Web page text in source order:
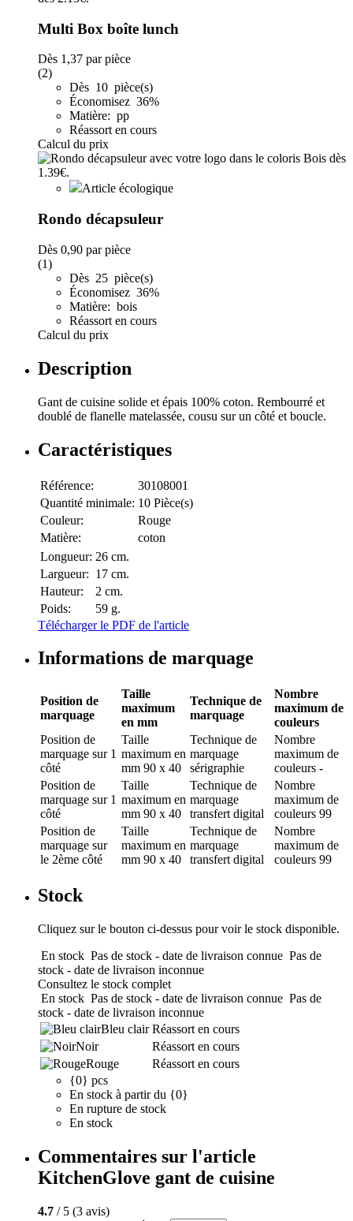
Multi Box boîte lunch
Dès 1,37 par pièce
(2)
Dès 10 pièce(s)
Économisez 36%
Matière: pp
Réassort en cours
Calcul du prix
Article écologique
Rondo décapsuleur
Dès 0,90 par pièce
(1)
Dès 25 pièce(s)
Économisez 36%
Matière: bois
Réassort en cours
Calcul du prix
Description
Gant de cuisine solide et épais 100% coton. Rembourré et
doublé de flanelle matelassée, cousu sur un côté et boucle.
Caractéristiques
Référence:
30108001
Quantité minimale: 10 Pièce(s)
Couleur:
Rouge
Matière:
coton
Longueur: 26 cm.
Largueur: 17 cm.
Hauteur:
2 cm.
Poids:
59 g.
Télécharger le PDF de l'article
Informations de marquage
Position de
marquage
Taille
maximum
en mm
Technique de
marquage
Nombre
maximum de
couleurs
Position de
marquage sur 1
côté
Taille
maximum en
mm 90 x 40
Technique de
marquage
sérigraphie
Nombre
maximum de
couleurs -
Position de
marquage sur 1
côté
Taille
maximum en
mm 90 x 40
Technique de
marquage
transfert digital
Nombre
maximum de
couleurs 99
Position de
marquage sur
le 2ème côté
Taille
maximum en
mm 90 x 40
Technique de
marquage
transfert digital
Nombre
maximum de
couleurs 99
Stock
Cliquez sur le bouton ci-dessus pour voir le stock disponible.
En stock Pas de stock - date de livraison connue Pas de
stock - date de livraison inconnue
Consultez le stock complet
En stock Pas de stock - date de livraison connue Pas de
stock - date de livraison inconnue
Bleu clair Réassort en cours
Noir
Réassort en cours
Rouge
Réassort en cours
{0} pcs
En stock à partir du {0}
En rupture de stock
En stock
Commentaires sur l'article
KitchenGlove gant de cuisine
4.7 / 5 (3 avis)